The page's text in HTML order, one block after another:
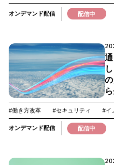
オンデマンド配信 配信中
#働き方改革 #セキュリティ #イ
オンデマンド配信 配信中